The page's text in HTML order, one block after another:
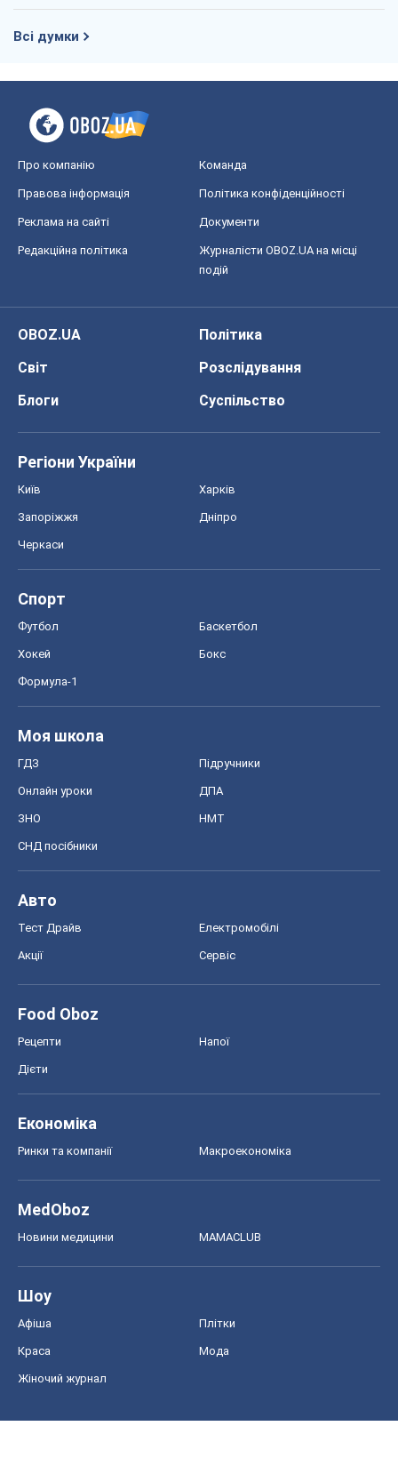
Всі думки
Про компанію Команда
Правова інформація Політика конфіденційності
Реклама на сайті Документи
Редакційна політика
Журналісти OBOZ.UA на місці
подій
OBOZ.UA
Політика
Світ
Розслідування
Блоги
Суспільство
Регіони України
Київ Харків
Запоріжжя Дніпро
Черкаси
Спорт
Футбол Баскетбол
Хокей Бокс
Формула-1
Моя школа
ГДЗ Підручники
Онлайн уроки ДПА
ЗНО НМТ
СНД посібники
Авто
Тест Драйв Електромобілі
Акції Сервіс
Food Oboz
Рецепти Напої
Дієти
Економіка
Ринки та компанії Макроекономіка
MedOboz
Новини медицини MAMACLUB
Шоу
Афіша Плітки
Краса Мода
Жіночий журнал